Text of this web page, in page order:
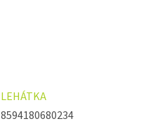
LEHÁTKA
8594180680234